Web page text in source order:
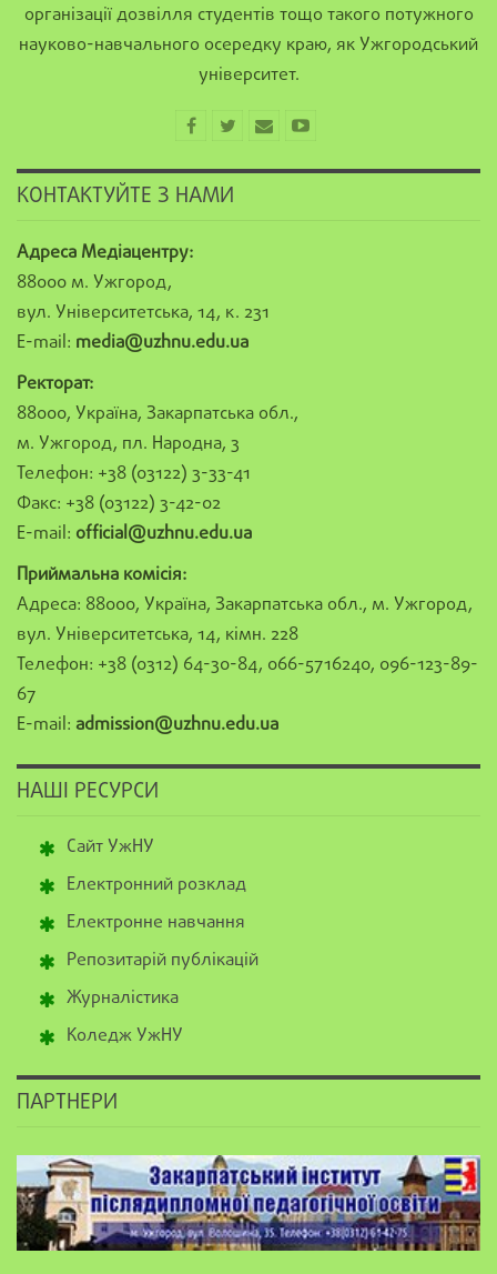
організації дозвілля студентів тощо такого потужного
науково-навчального осередку краю, як Ужгородський
університет.
КОНТАКТУЙТЕ З НАМИ
Адреса Медіацентру:
88000 м. Ужгород,
вул. Університетська, 14, к. 231
E-mail: media@uzhnu.edu.ua
Ректорат:
88000, Україна, Закарпатська обл.,
м. Ужгород, пл. Народна, 3
Телефон: +38 (03122) 3-33-41
Факс: +38 (03122) 3-42-02
E-mail: official@uzhnu.edu.ua
Приймальна комісія:
Адреса: 88000, Україна, Закарпатська обл., м. Ужгород,
вул. Університетська, 14, кімн. 228
Телефон: +38 (0312) 64-30-84, 066-5716240, 096-123-89-
67
E-mail: admission@uzhnu.edu.ua
НАШІ РЕСУРСИ
Сайт УжНУ
Електронний розклад
Електронне навчання
Репозитарій публікацій
Журналістика
Коледж УжНУ
ПАРТНЕРИ